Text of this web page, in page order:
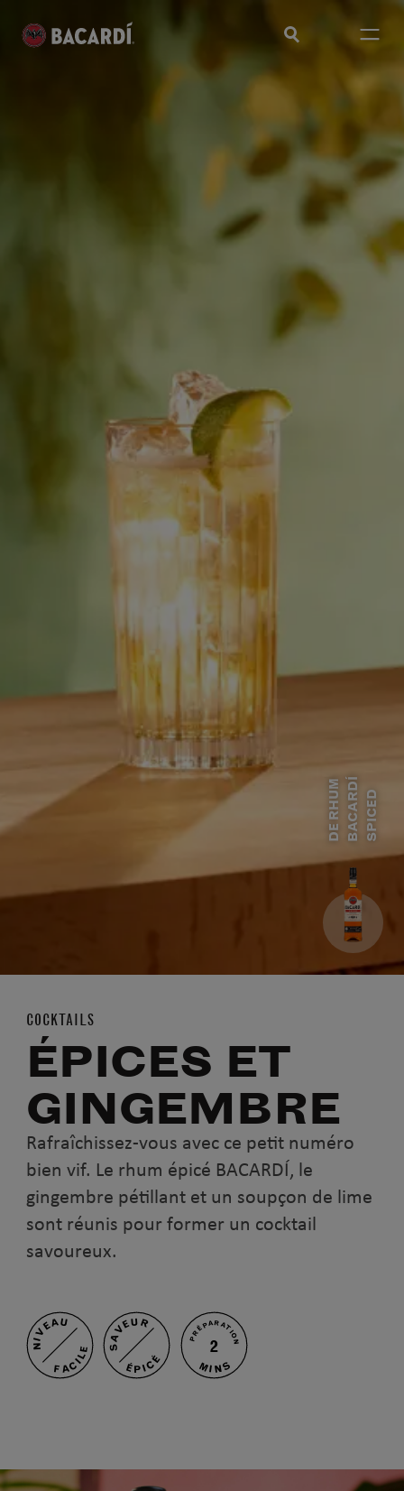
D
E
R
H U
M
B
A
C
A
R
D
Í
S
P
I
C
E D
COCKTAILS
ÉPICES ET
GINGEMBRE
Rafraîchissez-vous avec ce petit numéro
bien vif. Le rhum épicé BACARDÍ, le
gingembre pétillant et un soupçon de lime
sont réunis pour former un cocktail
savoureux.
NIVEAU
FACILE
SAVEUR
ÉPICÉ
PRÉPARATION
2
MINS